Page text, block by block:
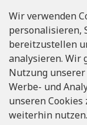
RUFEN
Tel: +371
RITONE
Wir verwenden
personalisieren,
bereitzustellen
analysieren. Wir
Nutzung unserer
Werbe- und
unseren
weiterhin nutzen.